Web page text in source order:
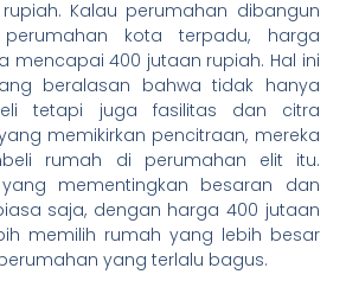
Kalau perumahan dibangun
kota terpadu, harga
mencapai 400 jutaan rupiah. Hal ini
beralasan bahwa tidak hanya
tetapi juga fasilitas dan citra
memikirkan pencitraan, mereka
rumah di perumahan elit itu.
mementingkan besaran dan
saja, dengan harga 400 jutaan
memilih rumah yang lebih besar
yang terlalu bagus.